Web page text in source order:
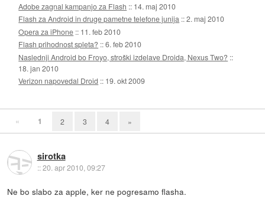
Adobe zagnal kampanjo za Flash :: 14. maj 2010
Flash za Android in druge pametne telefone junija ::2. maj 2010
Opera za iPhone :: 11. feb 2010
Flash prihodnost spleta? ::6. feb 2010
Naslednji Android bo Froyo, stroški izdelave Droida, Nexus Two? ::
18. jan 2010
Verizon napovedal Droid :: 19. okt 2009
« 1 2 3 4 »
sirotka
::20. apr 2010, 09:27
Ne bo slabo za apple, ker ne pogresamo flasha.